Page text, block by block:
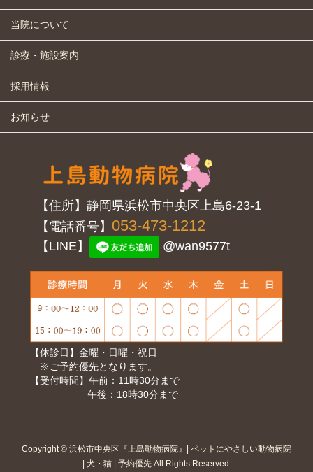
当院について
診療・施設案内
採用情報
お知らせ
【住所】静岡県浜松市中央区上島6-23-1
【電話番号】 053-473-1212
【LINE】 @wan9577t
【休診日】金曜・日曜・祝日
※ご予約優先となります。
【受付時間】午前：11時30分まで
午後：18時30分まで
Copyright © 浜松市中央区『上島動物病院』| ペットにやさしい動物病院
| 犬・猫 | 予約優先 All Rights Reserved.